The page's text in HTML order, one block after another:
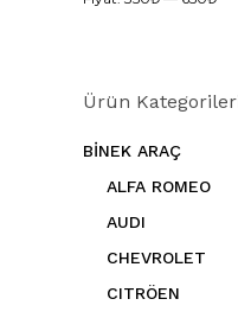
Ürün
BİNEK ARAÇ
ALFA ROMEO
AUDI
CHEVROLET
CITRÖEN